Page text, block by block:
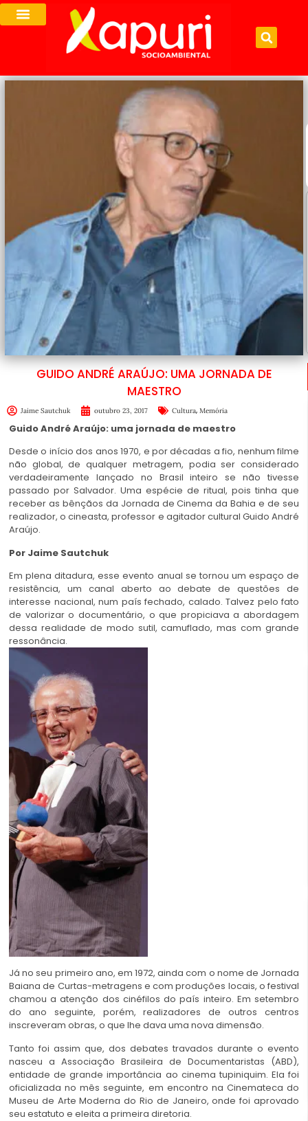
GUIDO ANDRÉ ARAÚJO: UMA JORNADA DE
MAESTRO
Jaime Sautchuk outubro 23, 2017 Cultura, Memória
Guido André Araújo: uma jornada de maestro
Desde o início dos anos 1970, e por décadas a fio, nenhum filme
não global, de qualquer metragem, podia ser considerado
verdadeiramente lançado no Brasil inteiro se não tivesse
passado por Salvador. Uma espécie de ritual, pois tinha que
receber as bênçãos da Jornada de Cinema da Bahia e de seu
realizador, o cineasta, professor e agitador cultural Guido André
Araújo.
Por Jaime Sautchuk
Em plena ditadura, esse evento anual se tornou um espaço de
resistência, um canal aberto ao debate de questões de
interesse nacional, num país fechado, calado. Talvez pelo fato
de valorizar o documentário, o que propiciava a abordagem
dessa realidade de modo sutil, camuflado, mas com grande
ressonância.
Já no seu primeiro ano, em 1972, ainda com o nome de Jornada
Baiana de Curtas-metragens e com produções locais, o festival
chamou a atenção dos cinéfilos do país inteiro. Em setembro
do ano seguinte, porém, realizadores de outros centros
inscreveram obras, o que lhe dava uma nova dimensão.
Tanto foi assim que, dos debates travados durante o evento
nasceu a Associação Brasileira de Documentaristas (ABD),
entidade de grande importância ao cinema tupiniquim. Ela foi
oficializada no mês seguinte, em encontro na Cinemateca do
Museu de Arte Moderna do Rio de Janeiro, onde foi aprovado
seu estatuto e eleita a primeira diretoria.